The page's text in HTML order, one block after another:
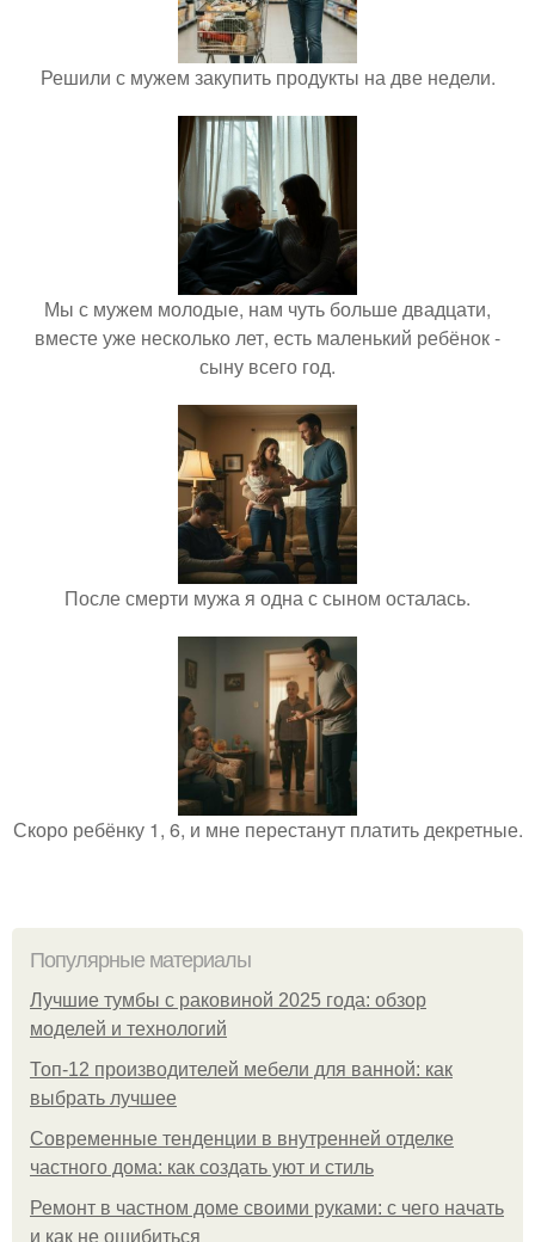
Решили с мужем закупить продукты на две недели.
Мы с мужем молодые, нам чуть больше двадцати,
вместе уже несколько лет, есть маленький ребёнок -
сыну всего год.
После смерти мужа я одна с сыном осталась.
Скоро ребёнку 1, 6, и мне перестанут платить декретные.
Популярные материалы
Лучшие тумбы с раковиной 2025 года: обзор
моделей и технологий
Топ-12 производителей мебели для ванной: как
выбрать лучшее
Современные тенденции в внутренней отделке
частного дома: как создать уют и стиль
Ремонт в частном доме своими руками: с чего начать
и как не ошибиться